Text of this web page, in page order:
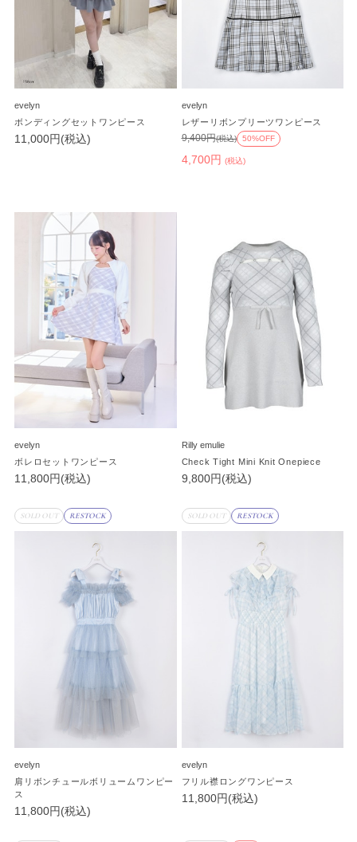
evelyn
ボンディングセットワンピース
11,000円(税込)
evelyn
レザーリボンプリーツワンピース
4,700円 (税込)
9,400円(税込) 50%OFF
evelyn
ボレロセットワンピース
11,800円(税込)
Rilly emulie
Check Tight Mini Knit Onepiece
9,800円(税込)
SOLD OUT RESTOCK
evelyn
肩リボンチュールボリュームワンピー
ス
11,800円(税込)
SOLD OUT RESTOCK
evelyn
フリル襟ロングワンピース
11,800円(税込)